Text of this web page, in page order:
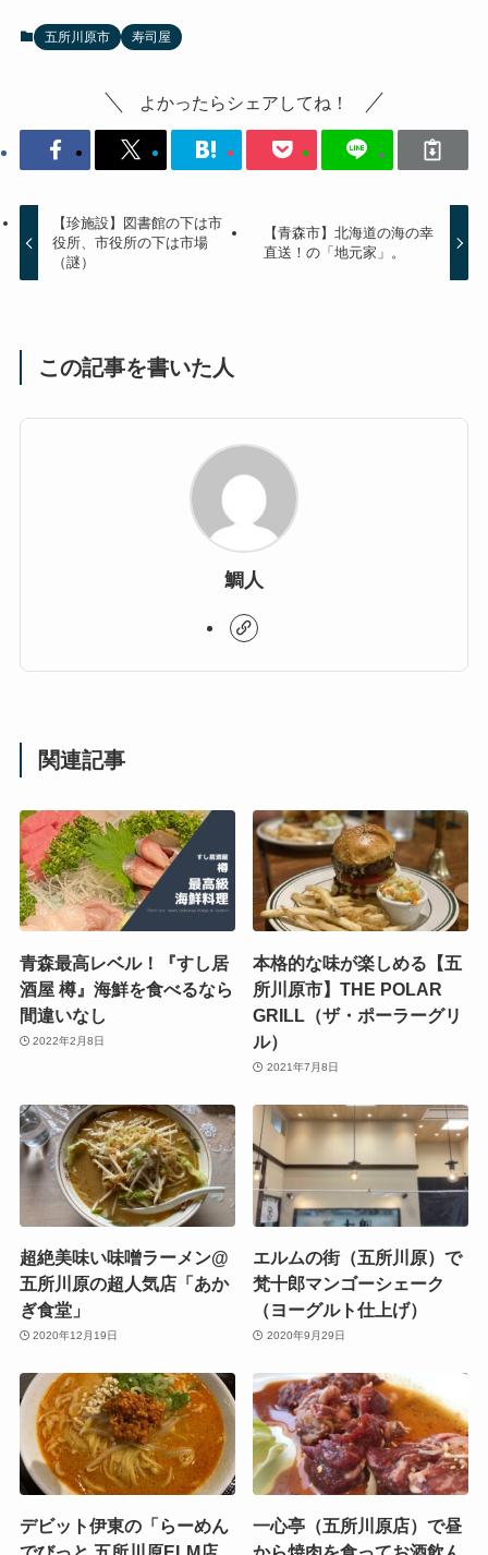
五所川原市 寿司屋
よかったらシェアしてね！
【珍施設】図書館の下は市
役所、市役所の下は市場
（謎）
【青森市】北海道の海の幸
直送！の「地元家」。
この記事を書いた人
鯛人
関連記事
青森最高レベル！『すし居
酒屋 樽』海鮮を食べるなら
間違いなし
2022年2月8日
本格的な味が楽しめる【五
所川原市】THE POLAR
GRILL（ザ・ポーラーグリ
ル）
2021年7月8日
超絶美味い味噌ラーメン@
五所川原の超人気店「あか
ぎ食堂」
2020年12月19日
エルムの街（五所川原）で
梵十郎マンゴーシェーク
（ヨーグルト仕上げ）
2020年9月29日
デビット伊東の「らーめん
一心亭（五所川原店）で昼